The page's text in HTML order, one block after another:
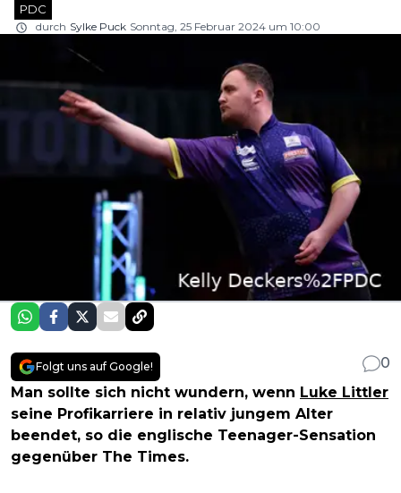
PDC
durch Sylke Puck Sonntag, 25 Februar 2024 um 10:00
Folgt uns auf Google!
0
Man sollte sich nicht wundern, wenn Luke Littler
seine Profikarriere in relativ jungem Alter
beendet, so die englische Teenager-Sensation
gegenüber The Times.